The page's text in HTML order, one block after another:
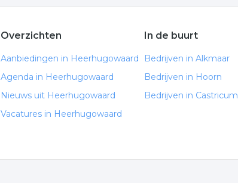
Overzichten
Aanbiedingen in Heerhugowaard
Agenda in Heerhugowaard
Nieuws uit Heerhugowaard
Vacatures in Heerhugowaard
In de buurt
Bedrijven in Alkmaar
Bedrijven in Hoorn
Bedrijven in Castricum